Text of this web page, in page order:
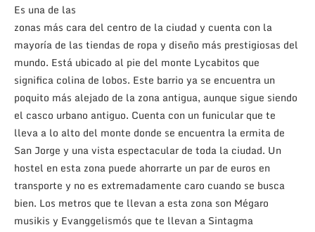
Es una de las
zonas más cara del centro de la ciudad y cuenta con la
mayoría de las tiendas de ropa y diseño más prestigiosas del
mundo. Está ubicado al pie del monte Lycabitos que
significa colina de lobos. Este barrio ya se encuentra un
poquito más alejado de la zona antigua, aunque sigue siendo
el casco urbano antiguo. Cuenta con un funicular que te
lleva a lo alto del monte donde se encuentra la ermita de
San Jorge y una vista espectacular de toda la ciudad. Un
hostel en esta zona puede ahorrarte un par de euros en
transporte y no es extremadamente caro cuando se busca
bien. Los metros que te llevan a esta zona son Mégaro
musikis y Evanggelismós que te llevan a Sintagma